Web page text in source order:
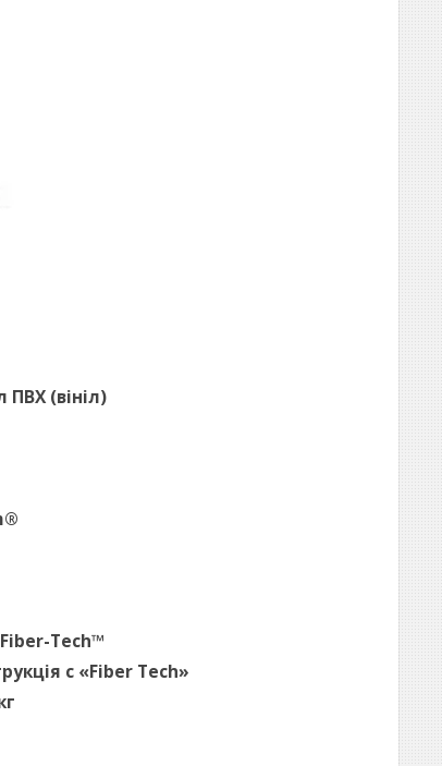
(вініл)
Tech™
c «Fiber Tech»